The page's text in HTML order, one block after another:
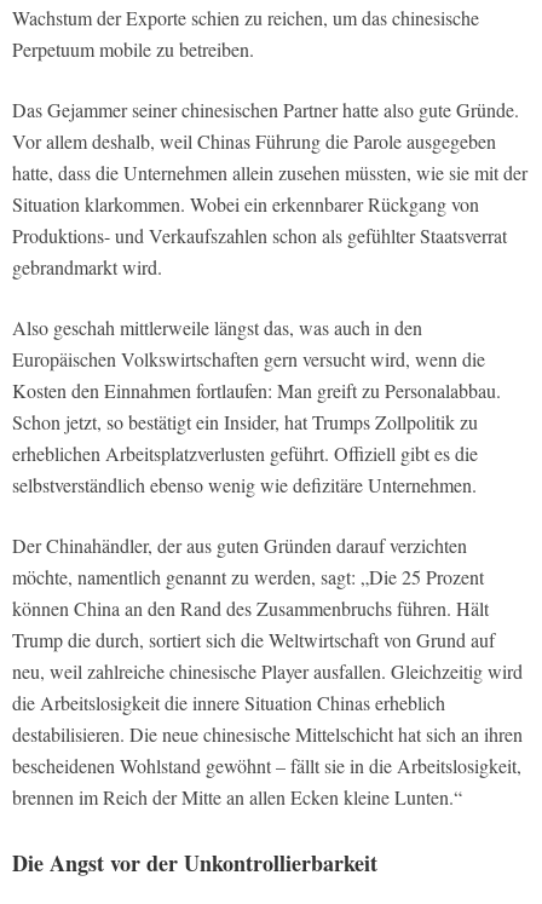
Wachstum der Exporte schien zu reichen, um das chinesische
Perpetuum mobile zu betreiben.
Das Gejammer seiner chinesischen Partner hatte also gute Gründe.
Vor allem deshalb, weil Chinas Führung die Parole ausgegeben
hatte, dass die Unternehmen allein zusehen müssten, wie sie mit der
Situation klarkommen. Wobei ein erkennbarer Rückgang von
Produktions- und Verkaufszahlen schon als gefühlter Staatsverrat
gebrandmarkt wird.
Also geschah mittlerweile längst das, was auch in den
Europäischen Volkswirtschaften gern versucht wird, wenn die
Kosten den Einnahmen fortlaufen: Man greift zu Personalabbau.
Schon jetzt, so bestätigt ein Insider, hat Trumps Zollpolitik zu
erheblichen Arbeitsplatzverlusten geführt. Offiziell gibt es die
selbstverständlich ebenso wenig wie defizitäre Unternehmen.
Der Chinahändler, der aus guten Gründen darauf verzichten
möchte, namentlich genannt zu werden, sagt: „Die 25 Prozent
können China an den Rand des Zusammenbruchs führen. Hält
Trump die durch, sortiert sich die Weltwirtschaft von Grund auf
neu, weil zahlreiche chinesische Player ausfallen. Gleichzeitig wird
die Arbeitslosigkeit die innere Situation Chinas erheblich
destabilisieren. Die neue chinesische Mittelschicht hat sich an ihren
bescheidenen Wohlstand gewöhnt – fällt sie in die Arbeitslosigkeit,
brennen im Reich der Mitte an allen Ecken kleine Lunten.“
Die Angst vor der Unkontrollierbarkeit